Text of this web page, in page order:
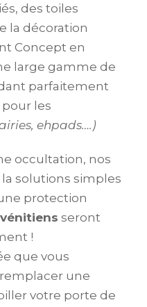
des toiles
la décoration
Concept en
large gamme de
parfaitement
les
ehpads….)
occultation, nos
solutions simples
protection
vénitiens seront
!
que vous
une
votre porte de